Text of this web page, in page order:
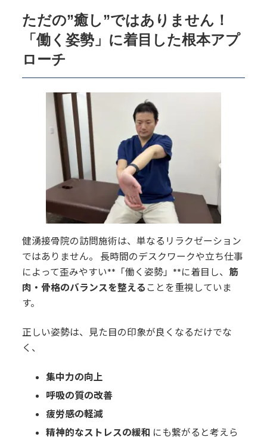
ただの”癒し”ではありません！
「働く姿勢」に着目した根本アプ
ローチ
健湧接骨院の訪問施術は、単なるリラクゼーション
ではありません。 長時間のデスクワークや立ち仕事
によって歪みやすい**「働く姿勢」**に着目し、筋
肉・骨格のバランスを整える ことを重視していま
す。
正しい姿勢は、見た目の印象が良くなるだけでな
く、
集中力の向上
呼吸の質の改善
疲労感の軽減
精神的なストレスの緩和 にも繋がると考えら